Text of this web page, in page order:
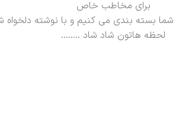
برای مخاطب خاص
بسته بندی می کنیم و با نوشته
لحظه هاتون شاد شاد ……..